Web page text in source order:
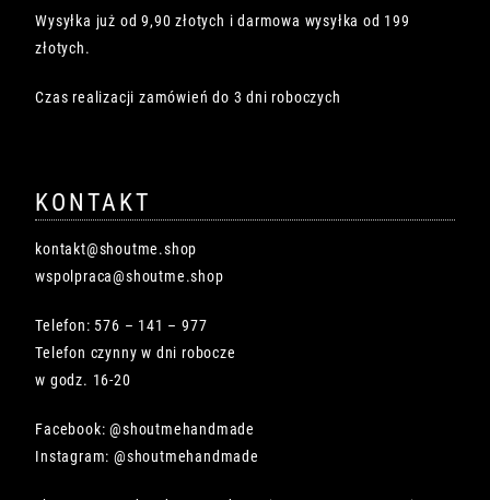
Wysyłka już od 9,90 złotych i darmowa wysyłka od 199
złotych.
Czas realizacji zamówień do 3 dni roboczych
KONTAKT
kontakt@shoutme.shop
wspolpraca@shoutme.shop
Telefon: 576 – 141 – 977
Telefon czynny w dni robocze
w godz. 16-20
Facebook: @shoutmehandmade
Instagram: @shoutmehandmade